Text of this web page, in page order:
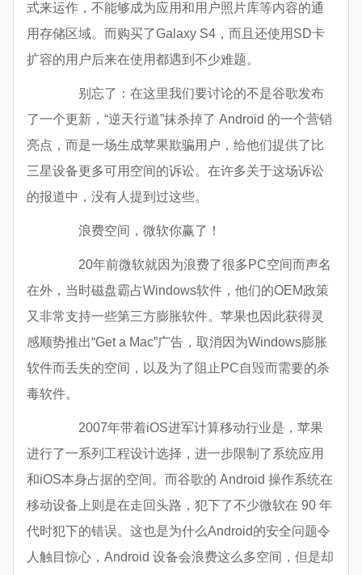
式来运作，不能够成为应用和用户照片库等内容的通
用存储区域。而购买了Galaxy S4，而且还使用SD卡
扩容的用户后来在使用都遇到不少难题。
别忘了：在这里我们要讨论的不是谷歌发布
了一个更新，“逆天行道”抹杀掉了 Android 的一个营销
亮点，而是一场生成苹果欺骗用户，给他们提供了比
三星设备更多可用空间的诉讼。在许多关于这场诉讼
的报道中，没有人提到过这些。
浪费空间，微软你赢了！
20年前微软就因为浪费了很多PC空间而声名
在外，当时磁盘霸占Windows软件，他们的OEM政策
又非常支持一些第三方膨胀软件。苹果也因此获得灵
感顺势推出“Get a Mac”广告，取消因为Windows膨胀
软件而丢失的空间，以及为了阻止PC自毁而需要的杀
毒软件。
2007年带着iOS进军计算移动行业是，苹果
进行了一系列工程设计选择，进一步限制了系统应用
和iOS本身占据的空间。而谷歌的 Android 操作系统在
移动设备上则是在走回头路，犯下了不少微软在 90 年
代时犯下的错误。这也是为什么Android的安全问题令
人触目惊心，Android 设备会浪费这么多空间，但是却